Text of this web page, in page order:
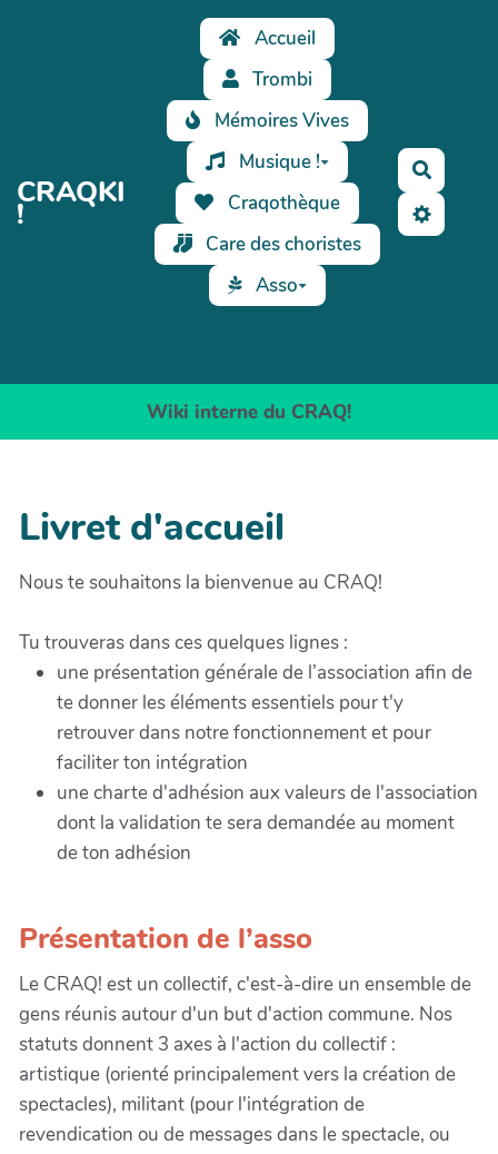
Aller au contenu principal
CRAQKI
!
Accueil
Trombi
Mémoires Vives
Musique !
Craqothèque
Care des choristes
Asso
Wiki interne du CRAQ!
Livret d'accueil
Nous te souhaitons la bienvenue au CRAQ!
Tu trouveras dans ces quelques lignes :
une présentation générale de l’association afin de
te donner les éléments essentiels pour t'y
retrouver dans notre fonctionnement et pour
faciliter ton intégration
une charte d'adhésion aux valeurs de l'association
dont la validation te sera demandée au moment
de ton adhésion
Présentation de l’asso
Le CRAQ! est un collectif, c'est-à-dire un ensemble de
gens réunis autour d'un but d'action commune. Nos
statuts donnent 3 axes à l'action du collectif :
artistique (orienté principalement vers la création de
spectacles), militant (pour l'intégration de
revendication ou de messages dans le spectacle, ou